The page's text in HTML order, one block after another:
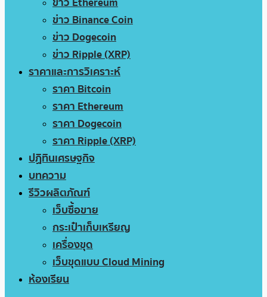
ข่าว Binance Coin
ข่าว Dogecoin
ข่าว Ripple (XRP)
ราคาและการวิเคราะห์
ราคา Bitcoin
ราคา Ethereum
ราคา Dogecoin
ราคา Ripple (XRP)
ปฏิทินเศรษฐกิจ
บทความ
รีวิวผลิตภัณฑ์
เว็บซื้อขาย
กระเป๋าเก็บเหรียญ
เครื่องขุด
เว็บขุดแบบ Cloud Mining
ห้องเรียน